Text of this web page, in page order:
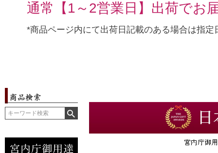
通常【1～2営業日】出荷でお
*商品ページ内にて出荷日記載のある場合は指定